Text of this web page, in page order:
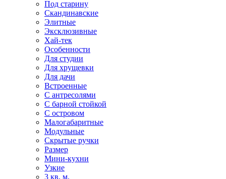
Под старину
Скандинавские
Элитные
Эксклюзивные
Хай-тек
Особенности
Для студии
Для хрущевки
Для дачи
Встроенные
С антресолями
С барной стойкой
С островом
Малогабаритные
Модульные
Скрытые ручки
Размер
Мини-кухни
Узкие
3 кв. м.